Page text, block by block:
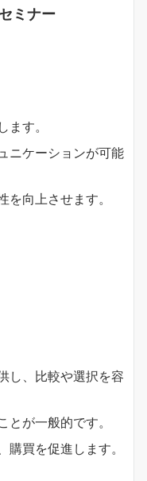
ミナー
す。
ニケーションが可能
向上させます。
し、比較や選択を容
が一般的です。
購買を促進します。